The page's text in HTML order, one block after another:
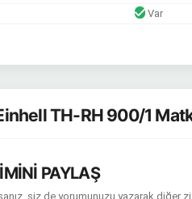
Var
TH-RH 900/1
PAYLAŞ
siz de yorumunuzu yazarak diğer